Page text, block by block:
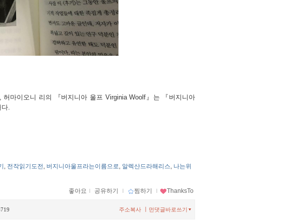
,허마이오니 리의 『버지니아 울프 Virginia Woolf』 는 『버지니아
다.
, 전작읽기도전 , 버지니아울프라는이름으로, 알렉산드라해리스, 나는위
좋아요 ｌ 공유하기 ｌ 찜하기 ｌ ThanksTo
먼댓글바로쓰기
주소복사